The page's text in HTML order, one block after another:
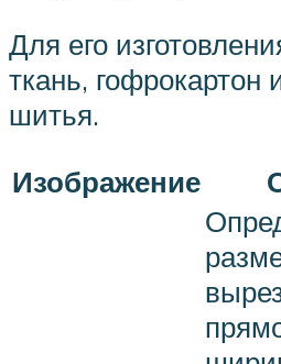
Для его
ткань, гофрокартон
шитья.
Изображение